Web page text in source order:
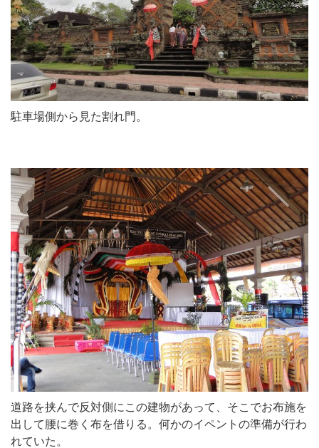
駐車場側から見た割れ門。
道路を挟んで反対側にこの建物があって、そこでお布施を
出して腰に巻く布を借りる。何かのイペントの準備が行わ
れていた。